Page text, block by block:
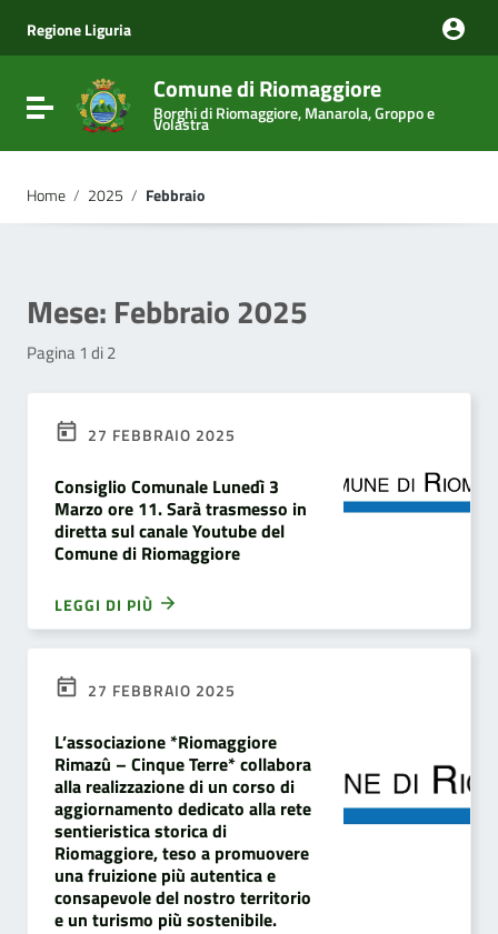
Vai al menu di navigazione
Vai al footer
Regione Liguria
Attiva / disattiva la navigazione
Comune di Riomaggiore
Borghi di Riomaggiore, Manarola, Groppo e
Volastra
Home / 2025 / Febbraio
Mese: Febbraio 2025
Pagina 1 di 2
27 FEBBRAIO 2025
Consiglio Comunale Lunedì 3
Marzo ore 11. Sarà trasmesso in
diretta sul canale Youtube del
Comune di Riomaggiore
LEGGI DI PIÙ
27 FEBBRAIO 2025
L’associazione *Riomaggiore
Rimazû – Cinque Terre* collabora
alla realizzazione di un corso di
aggiornamento dedicato alla rete
sentieristica storica di
Riomaggiore, teso a promuovere
una fruizione più autentica e
consapevole del nostro territorio
e un turismo più sostenibile.